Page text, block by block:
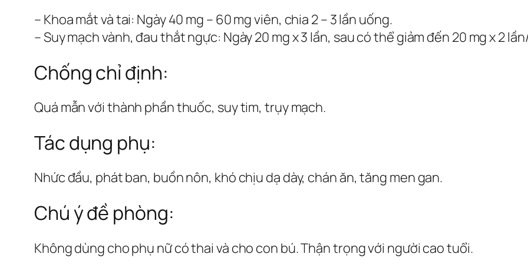
– Khoa mắt và tai: Ngày 40 mg – 60 mg viên, chia 2 – 3 lần uống.
– Suy mạch vành, đau thắt ngực: Ngày 20 mg x 3 lần, sau có thể giảm đến 20 mg x 2
Chống chỉ định:
Quá mẫn với thành phần thuốc, suy tim, trụy mạch.
Tác dụng phụ:
Nhức đầu, phát ban, buồn nôn, khó chịu dạ dày, chán ăn, tăng men gan.
Chú ý đề phòng:
Không dùng cho phụ nữ có thai và cho con bú. Thận trọng với người cao tuổi.